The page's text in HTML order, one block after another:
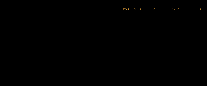
D'où la nécessité pour